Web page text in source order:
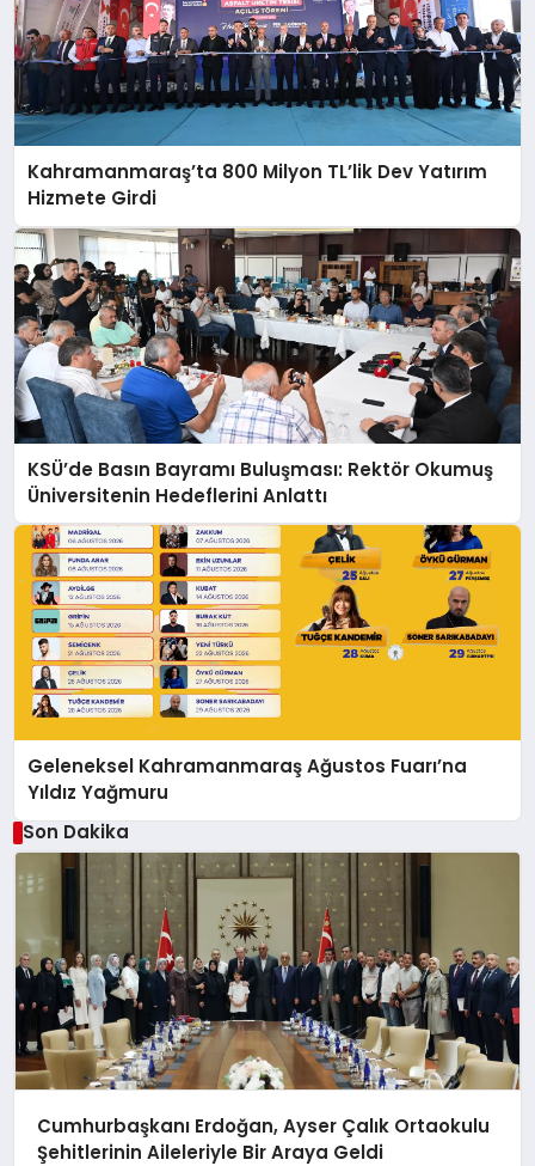
Kahramanmaraş’ta 800 Milyon TL’lik Dev Yatırım
Hizmete Girdi
KSÜ’de Basın Bayramı Buluşması: Rektör Okumuş
Üniversitenin Hedeflerini Anlattı
Geleneksel Kahramanmaraş Ağustos Fuarı’na
Yıldız Yağmuru
Son Dakika
Cumhurbaşkanı Erdoğan, Ayser Çalık Ortaokulu
Şehitlerinin Aileleriyle Bir Araya Geldi